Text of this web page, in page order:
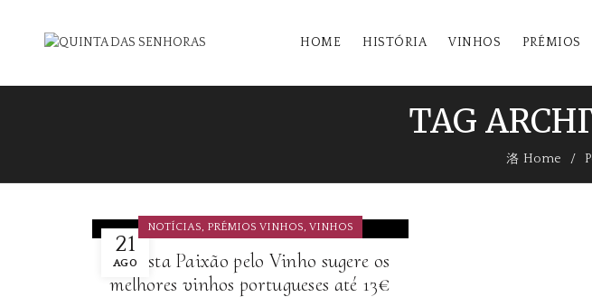
HOME HISTÓRIA VINHOS PRÉMIOS
TAG
Home
21
AGO
NOTÍCIAS, PRÉMIOS VINHOS, VINHOS
Revista Paixão pelo Vinho sugere os
melhores vinhos portugueses até 13€